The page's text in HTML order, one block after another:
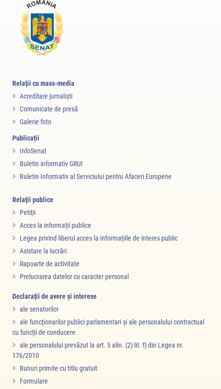
Relaţii cu mass-media
Acreditare jurnalişti
Comunicate de presă
Galerie foto
Publicații
InfoSenat
Buletin informativ GRUI
Buletin Informativ al Serviciului pentru Afaceri Europene
Relaţii publice
Petiţii
Acces la informaţii publice
Legea privind liberul acces la informaţiile de interes public
Asistare la lucrări
Rapoarte de activitate
Prelucrarea datelor cu caracter personal
Declaraţii de avere şi interese
ale senatorilor
ale funcţionarilor publici parlamentari şi ale personalului contractual
cu funcţii de conducere
ale personalului prevăzut la art. 5 alin. (2) lit. f) din Legea nr.
176/2010
Bunuri primite cu titlu gratuit
Formulare